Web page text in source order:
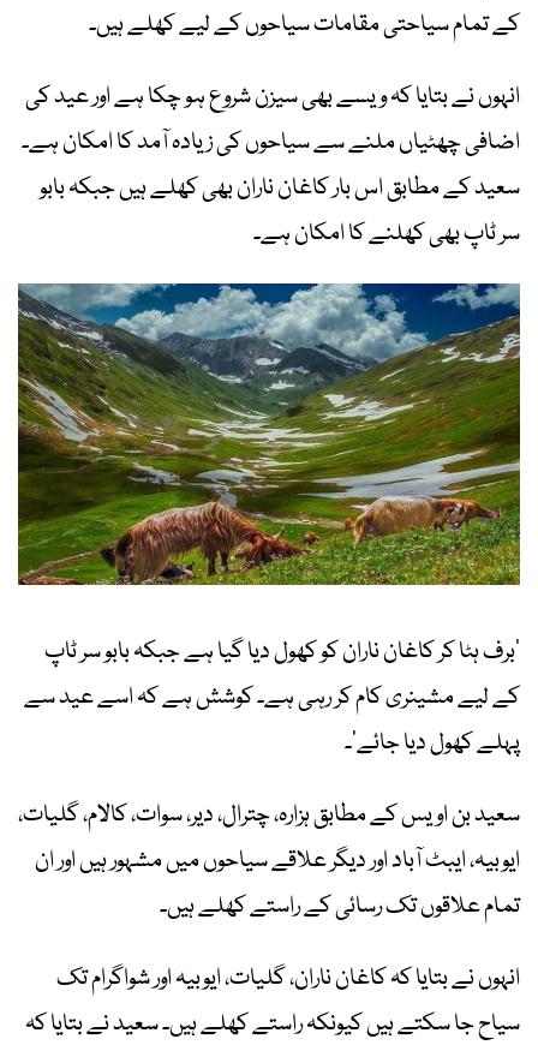
کے تمام سیاحتی مقامات سیاحوں کے لیے کھلے ہیں۔
انہوں نے بتایا کہ ویسے بھی سیزن شروع ہو چکا ہے اور عید کی
اضافی چھٹیاں ملنے سے سیاحوں کی زیادہ آمد کا امکان ہے۔
سعید کے مطابق اس بار کاغان ناران بھی کھلے ہیں جبکہ بابو
سر ٹاپ بھی کھلنے کا امکان ہے۔
’برف ہٹا کر کاغان ناران کو کھول دیا گیا ہے جبکہ بابو سر ٹاپ
کے لیے مشینری کام کر رہی ہے۔ کوشش ہے کہ اسے عید سے
پہلے کھول دیا جائے‘۔
سعید بن اویس کے مطابق ہزارہ، چترال، دیر، سوات، کالام، گلیات،
ایوبیہ، ایبٹ آباد اور دیگر علاقے سیاحوں میں مشہور ہیں اور ان
تمام علاقوں تک رسائی کے راستے کھلے ہیں۔
انہوں نے بتایا کہ کاغان ناران، گلیات، ایوبیہ اور شواگرام تک
سیاح جا سکتے ہیں کیونکہ راستے کھلے ہیں۔ سعید نے بتایا کہ